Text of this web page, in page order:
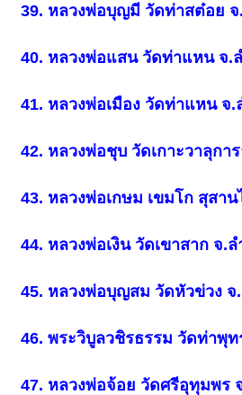
39. หลวงพ่อบุญมี วัดท่าสต๋อย จ
40. หลวงพ่อแสน วัดท่าแหน จ.
41. หลวงพ่อเมือง วัดท่าแหน จ.
42. หลวงพ่อชุบ วัดเกาะวาลุกา
43. หลวงพ่อเกษม เขมโก สุสา
44. หลวงพ่อเงิน วัดเขาสาก จ.ล
45. หลวงพ่อบุญสม วัดหัวข่วง จ
46. พระวิบูลวชิรธรรม วัดท่าพุท
47. หลวงพ่อจ้อย วัดศรีอุทุมพร